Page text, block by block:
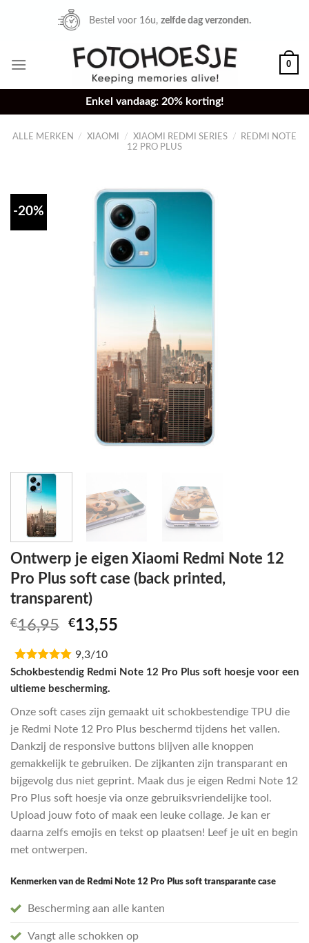
Bestel voor 16u, zelfde dag verzonden.
0
Enkel vandaag: 20% korting!
ALLE MERKEN / XIAOMI / XIAOMI REDMI SERIES /
REDMI NOTE
12 PRO PLUS
-20%
Ontwerp je eigen Xiaomi Redmi Note 12
Pro Plus soft case (back printed,
transparent)
€16,95 Oorspronkelijke
was:
€16,95.
€13,55
€13,55.
9,3/10
Schokbestendig Redmi Note 12 Pro Plus soft hoesje voor een
ultieme bescherming.
Onze soft cases zijn gemaakt uit schokbestendige TPU die
je Redmi Note 12 Pro Plus beschermd tijdens het vallen.
Dankzij de responsive buttons blijven alle knoppen
gemakkelijk te gebruiken. De zijkanten zijn transparant en
bijgevolg dus niet geprint. Maak dus je eigen Redmi Note 12
Pro Plus soft hoesje via onze gebruiksvriendelijke tool.
Upload jouw foto of maak een leuke collage. Je kan er
daarna zelfs emojis en tekst op plaatsen! Leef je uit en begin
met ontwerpen.
Kenmerken van de Redmi Note 12 Pro Plus soft transparante case
Bescherming aan alle kanten
Vangt alle schokken op